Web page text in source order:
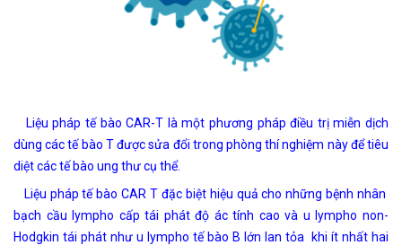
Liệu pháp tế bào CAR-T là một phương pháp điều trị miễn dịch
dùng các tế bào T được sửa đổi trong phòng thí nghiệm này để tiêu
diệt các tế bào ung thư cụ thể.
Liệu pháp tế bào CAR T đặc biệt hiệu quả cho những bệnh nhân
bạch cầu lympho cấp tái phát độ ác tính cao và u lympho non-
Hodgkin tái phát như u lympho tế bào B lớn lan tỏa khi ít nhất hai